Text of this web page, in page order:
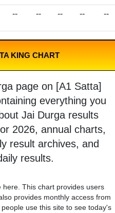
-- -- -- -- --
KING CHART
page on [A1 Satta]
everything you
Jai Durga results
2026, annual charts,
result archives, and
results.
This chart provides users
provides monthly access from
use this site to see today's